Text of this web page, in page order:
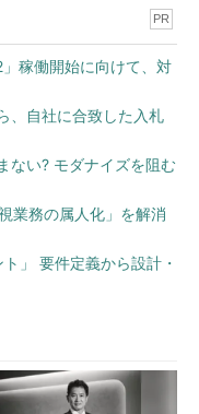
PR
稼働開始に向けて、対
、自社に合致した入札
ない? モダナイズを阻む
業務の属人化」を解消
」 要件定義から設計・